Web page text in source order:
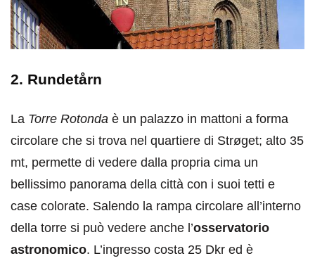
2. Rundetårn
La Torre Rotonda è un palazzo in mattoni a forma
circolare che si trova nel quartiere di Strøget; alto 35
mt, permette di vedere dalla propria cima un
bellissimo panorama della città con i suoi tetti e
case colorate. Salendo la rampa circolare all’interno
della torre si può vedere anche l’osservatorio
astronomico. L’ingresso costa 25 Dkr ed è